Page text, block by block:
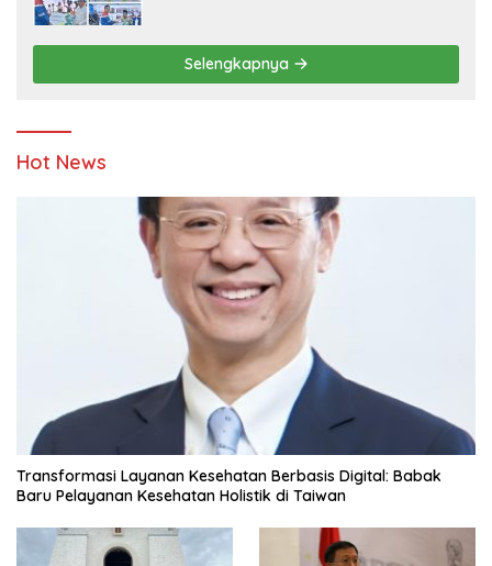
Pendidikan
Selengkapnya
Hot News
Transformasi Layanan Kesehatan Berbasis Digital: Babak
Baru Pelayanan Kesehatan Holistik di Taiwan